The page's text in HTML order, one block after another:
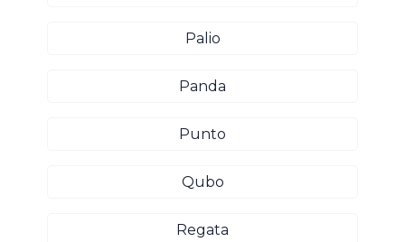
Palio
Panda
Punto
Qubo
Regata